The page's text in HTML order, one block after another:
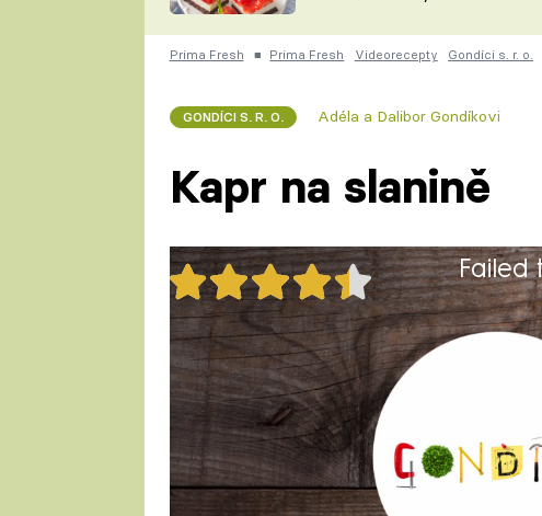
ČESKO NA TALÍŘI
KUCHAŘKA
Prima Fresh ■ Prima Fresh Videorecepty Gondíci s. r. o.
GONDÍCI S. R. O. Adéla a Dalibor Gondíkovi
Kapr na slanině
Failed
36x
Připravte si kapra na slanině. Jak
1 porce